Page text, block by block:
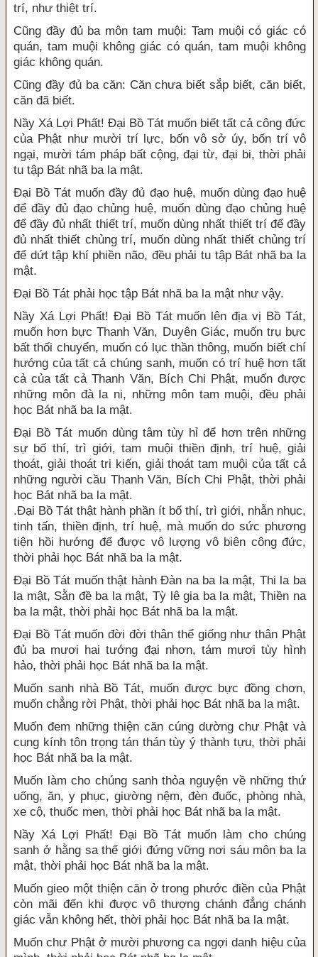
trí, như thiệt trí.
Cũng đầy đủ ba môn tam muội: Tam muội có giác có
quán, tam muội không giác có quán, tam muội không
giác không quán.
Cũng đầy đủ ba căn: Căn chưa biết sắp biết, căn biết,
căn đã biết.
Nầy Xá Lợi Phất! Đại Bồ Tát muốn biết tất cả công đức
của Phật như mười trí lực, bốn vô sở úy, bốn trí vô
ngại, mười tám pháp bất cộng, đại từ, đại bi, thời phải
tu tập Bát nhã ba la mật.
Đại Bồ Tát muốn đầy đủ đạo huệ, muốn dùng đạo huệ
để đầy đủ đạo chủng huệ, muốn dùng đạo chủng huệ
để đầy đủ nhất thiết trí, muốn dùng nhất thiết trí để đầy
đủ nhất thiết chủng trí, muốn dùng nhất thiết chủng trí
để dứt tập khí phiền não, đều phải tu tập Bát nhã ba la
mật.
Đại Bồ Tát phải học tập Bát nhã ba la mật như vậy.
Nầy Xá Lợi Phất! Đại Bồ Tát muốn lên địa vị Bồ Tát,
muốn hơn bực Thanh Văn, Duyên Giác, muốn trụ bực
bất thối chuyển, muốn có lục thần thông, muốn biết chí
hướng của tất cả chúng sanh, muốn có trí huệ hơn tất
cả của tất cả Thanh Văn, Bích Chi Phật, muốn được
những môn đà la ni, những môn tam muội, đều phải
học Bát nhã ba la mật.
Đại Bồ Tát muốn dùng tâm tùy hỉ để hơn trên những
sự bố thí, trì giới, tam muội thiền định, trí huệ, giải
thoát, giải thoát tri kiến, giải thoát tam muội của tất cả
những người cầu Thanh Văn, Bích Chi Phật, thời phải
học Bát nhã ba la mật.
.Đại Bồ Tát thật hành phần ít bố thí, trì giới, nhẫn nhục,
tinh tấn, thiền định, trí huệ, mà muốn do sức phương
tiện hồi hướng để được vô lượng vô biên công đức,
thời phải học Bát nhã ba la mật.
Đại Bồ Tát muốn thật hành Đàn na ba la mật, Thi la ba
la mật, Sằn đề ba la mật, Tỳ lê gia ba la mật, Thiền na
ba la mật, thời phải học Bát nhã ba la mật.
Đại Bồ Tát muốn đời đời thân thể giống như thân Phật
đủ ba mươi hai tướng đại nhơn, tám mươi tùy hình
hảo, thời phải học Bát nhã ba la mật.
Muốn sanh nhà Bồ Tát, muốn được bực đồng chơn,
muốn chẳng rời Phật, thời phải học Bát nhã ba la mật.
Muốn đem những thiện căn cúng dường chư Phật và
cung kính tôn trọng tán thán tùy ý thành tựu, thời phải
học Bát nhã ba la mật.
Muốn làm cho chúng sanh thỏa nguyện về những thứ
uống, ăn, y phục, giường nệm, đèn đuốc, phòng nhà,
xe cộ, thuốc men, thời phải học Bát nhã ba la mật.
Nầy Xá Lợi Phất! Đại Bồ Tát muốn làm cho chúng
sanh ở hằng sa thế giới đứng vững nơi sáu môn ba la
mật, thời phải học Bát nhã ba la mật.
Muốn gieo một thiện căn ở trong phước điền của Phật
còn mãi đến khi được vô thượng chánh đẳng chánh
giác vẫn không hết, thời phải học Bát nhã ba la mật.
Muốn chư Phật ở mười phương ca ngợi danh hiệu của